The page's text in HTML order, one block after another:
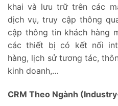
khai và lưu trữ trên các
dịch vụ, truy cập thông
cập thông tin khách hàng
các thiết bị có kết nối
hàng, lịch sử tương tác,
kinh doanh,…
CRM Theo Ngành